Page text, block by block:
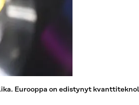
Eurooppa on edistynyt